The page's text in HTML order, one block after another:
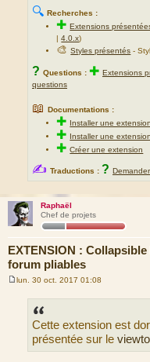
🔍 Recherches :
✚Extensions
|4.0.x)
🎨Styles présentés -
? Questions : ✚ Extensions
questions
📖 Documentations :
✚ Installer une extension
✚ Installer une
✚Créer une extension
✍ Traductions : ? Demander
Raphaël
Chef de projets
EXTENSION :
forum pliables
lun. 30 oct. 2017 01:08
Cette extension est
présentée sur le